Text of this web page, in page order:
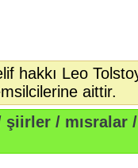
hakkı Leo
aittir.
/ mısralar